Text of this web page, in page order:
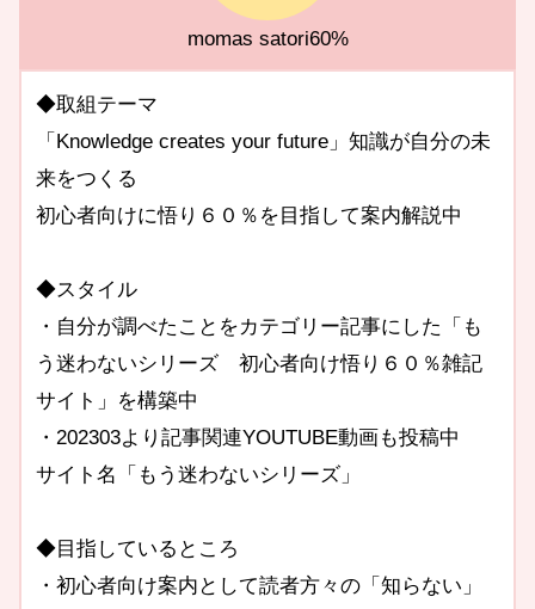
momas satori60%
◆取組テーマ
「Knowledge creates your future」知識が自分の未
来をつくる
初心者向けに悟り６０％を目指して案内解説中
◆スタイル
・自分が調べたことをカテゴリー記事にした「も
う迷わないシリーズ 初心者向け悟り６０％雑記
サイト」を構築中
・202303より記事関連YOUTUBE動画も投稿中
サイト名「もう迷わないシリーズ」
◆目指しているところ
・初心者向け案内として読者方々の「知らない」